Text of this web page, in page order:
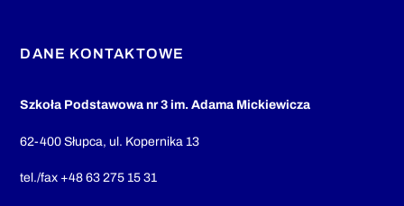
DANE KONTAKTOWE
Szkoła Podstawowa nr 3 im. Adama Mickiewicza
62-400 Słupca, ul. Kopernika 13
tel./fax +48 63 275 15 31